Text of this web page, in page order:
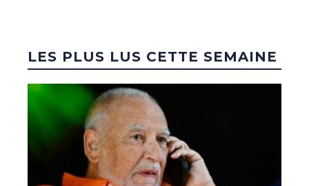
LES PLUS LUS CETTE SEMAINE